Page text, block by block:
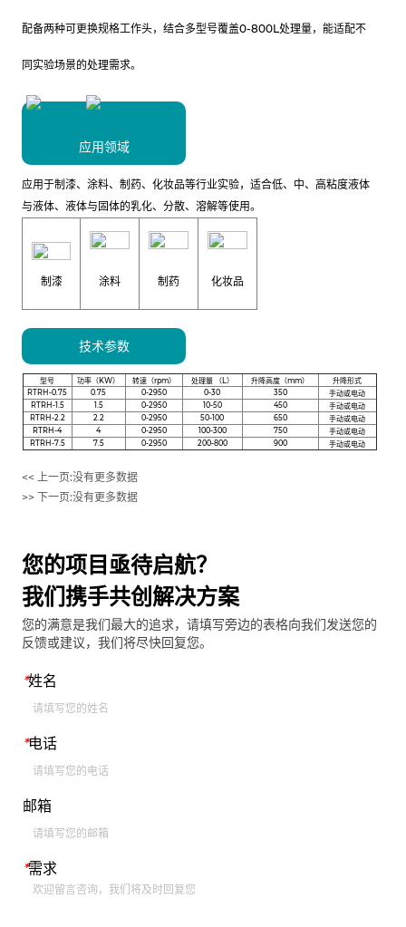
配备两种可更换规格工作头，结合多型号覆盖0-800L处理量，能适配不
同实验场景的处理需求。
应用领域
应用于制漆、涂料、制药、化妆品等行业实验，适合低、中、高粘度液体
与液体、液体与固体的乳化、分散、溶解等使用。
制漆 涂料 制药 化妆品
技术参数
型号 功率（KW） 转速（rpm） 处理量 （L） 升降高度（mm）
升降形式
RTRH-0.75
0.75 0-2950 0-30 350
手动或电动
RTRH-1.5
1.5 0-2950 10-50 450
手动或电动
RTRH-2.2
2.2 0-2950 50-100 650
手动或电动
RTRH-4
4 0-2950 100-300 750
手动或电动
RTRH-7.5
7.5 0-2950 200-800 900 手动或电动
<< 上一页:没有更多数据
>> 下一页:没有更多数据
您的项目亟待启航？
我们携手共创解决方案
您的满意是我们最大的追求，请填写旁边的表格向我们发送您的
反馈或建议，我们将尽快回复您。
*姓名
*电话
邮箱
*需求